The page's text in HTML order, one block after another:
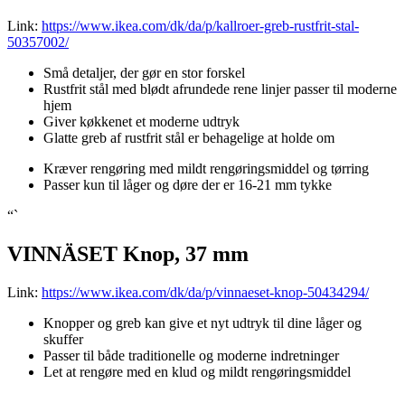
Link: https://www.ikea.com/dk/da/p/kallroer-greb-rustfrit-stal-
50357002/
Små detaljer, der gør en stor forskel
Rustfrit stål med blødt afrundede rene linjer passer til moderne
hjem
Giver køkkenet et moderne udtryk
Glatte greb af rustfrit stål er behagelige at holde om
Kræver rengøring med mildt rengøringsmiddel og tørring
Passer kun til låger og døre der er 16-21 mm tykke
“`
VINNÄSET Knop, 37 mm
Link: https://www.ikea.com/dk/da/p/vinnaeset-knop-50434294/
Knopper og greb kan give et nyt udtryk til dine låger og
skuffer
Passer til både traditionelle og moderne indretninger
Let at rengøre med en klud og mildt rengøringsmiddel